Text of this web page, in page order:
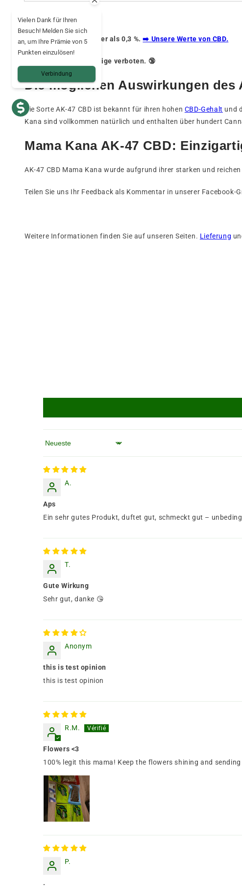
THC-Gehalt von weniger als 0,3 %.➡️ Unsere Werte von CBD.
Produkt für Minderjährige verboten. 🔞
Die möglichen Auswirkungen des
Die Sorte AK-47 CBD ist bekannt für ihren hohen CBD-Gehalt und
Kana sind vollkommen natürlich und enthalten über hundert
Mama Kana AK-47 CBD:
AK-47 CBD Mama Kana wurde aufgrund ihrer starken und
Teilen Sie uns Ihr Feedback als Kommentar in unserer Facebook-
Weitere Informationen finden Sie auf unseren Seiten. Lieferung
Sortieren nach
A.
Aps
Ein sehr gutes Produkt, duftet gut, schmeckt gut –
T.
Gute Wirkung
Sehr gut, danke 😘
Anonym
this is test opinion
this is test opinion
R.M.
Flowers <3
100% legit this mama! Keep the flowers shining and
P.
.
Vielen Dank für Ihren
Besuch! Melden Sie sich
an, um Ihre Prämie von 5
Punkten einzulösen!
Verbindung